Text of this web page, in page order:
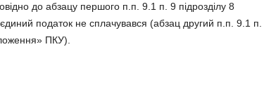
до абзацу першого п.п. 9.1 п. 9 підрозділу 8
податок не сплачувався (абзац другий п.п. 9.1 п.
ПКУ).